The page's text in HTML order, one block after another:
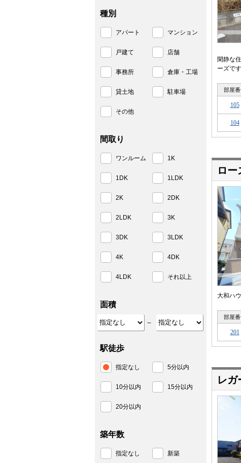
閑静な
ーズです
部屋
105
104
ロ
大和ハ
部屋
201
レガ
種別
アパート マンション
戸建て 店舗
事務所 倉庫・工場
貸土地 駐車場
その他
間取り
ワンルーム 1K
1DK 1LDK
2K 2DK
2LDK 3K
3DK 3LDK
4K 4DK
4LDK それ以上
面積
～
駅徒歩
指定なし 5分以内
10分以内 15分以内
20分以内
築年数
指定なし 新築